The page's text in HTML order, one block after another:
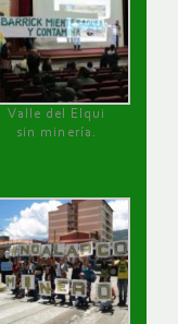
Valle del Elqui
sin minería.